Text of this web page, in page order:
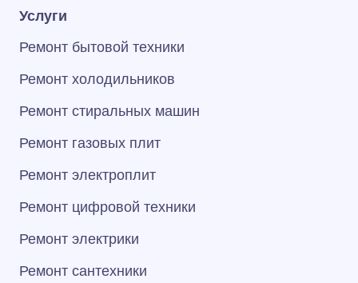
Услуги
Ремонт бытовой техники
Ремонт холодильников
Ремонт стиральных машин
Ремонт газовых плит
Ремонт электроплит
Ремонт цифровой техники
Ремонт электрики
Ремонт сантехники